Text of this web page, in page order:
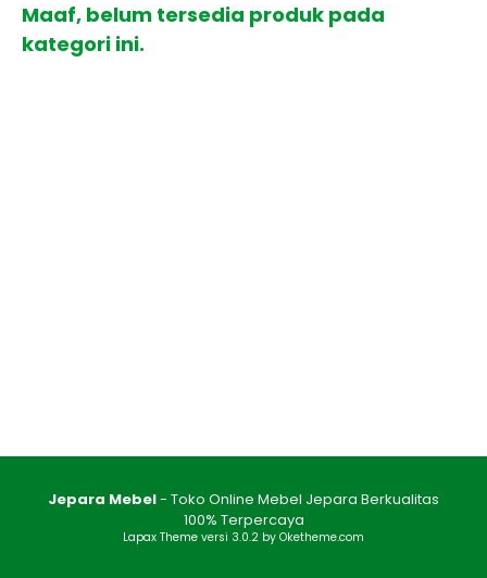
Maaf, belum tersedia produk pada
kategori ini.
Jepara Mebel- Toko Online Mebel Jepara Berkualitas
100% Terpercaya
Lapax Theme versi 3.0.2 by Oketheme.com